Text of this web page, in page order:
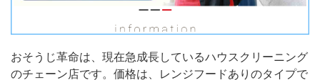
おそうじ革命は、現在急成長しているハウスクリーニング
のチェーン店です。価格は、レンジフードありのタイプで